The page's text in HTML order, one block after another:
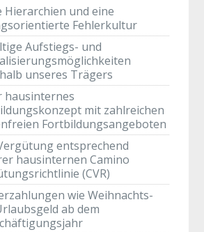
Hierarchien und eine
Fehlerkultur
Aufstiegs- und
unseres Trägers
hausinternes
mit zahlreichen
Fortbildungsangeboten
entsprechend
hausinternen Camino
(CVR)
wie Weihnachts-
ab dem